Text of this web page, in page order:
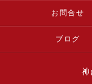
お問合せ
ブログ